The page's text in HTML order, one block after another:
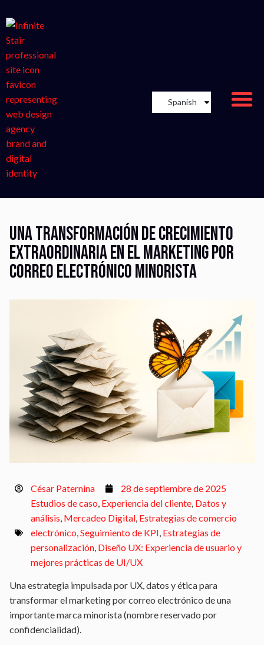
Spanish
Una transformación de crecimiento
extraordinaria en el marketing por
correo electrónico minorista
César Paternina
28 de septiembre de 2025
Estudios de caso, Experiencia del cliente, Datos y
análisis, Mercadeo Digital, Estrategias de comercio
electrónico,Seguimiento de KPI, Estrategias de
personalización, Diseño UX: Experiencia de usuario y
mejores prácticas de UI/UX
Una estrategia impulsada por UX, datos y ética para
transformar el marketing por correo electrónico de una
importante marca minorista (nombre reservado por
confidencialidad).